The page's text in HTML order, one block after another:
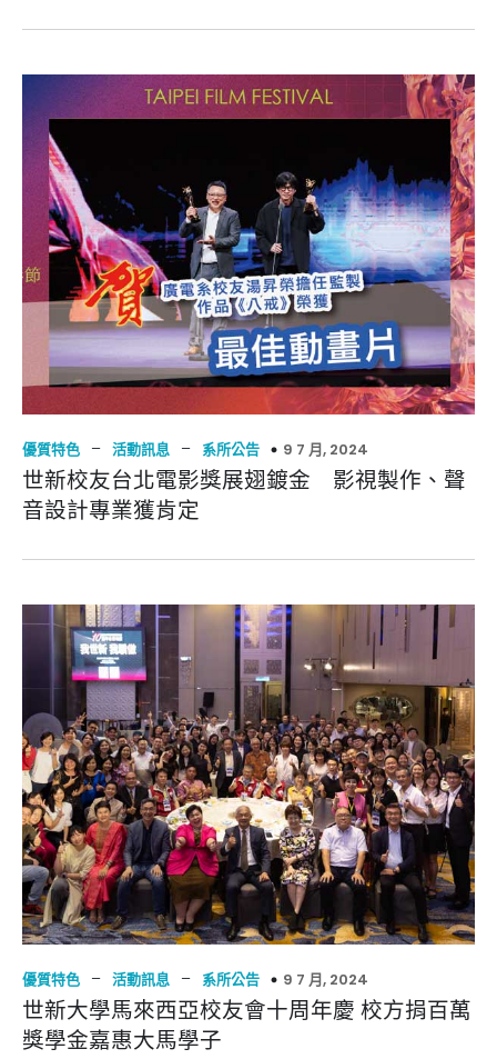
優質特色 – 活動訊息 – 系所公告 9 7 月, 2024
世新校友台北電影獎展翅鍍金 影視製作、聲
音設計專業獲肯定
優質特色 – 活動訊息 – 系所公告 9 7 月, 2024
世新大學馬來西亞校友會十周年慶 校方捐百萬
獎學金嘉惠大馬學子